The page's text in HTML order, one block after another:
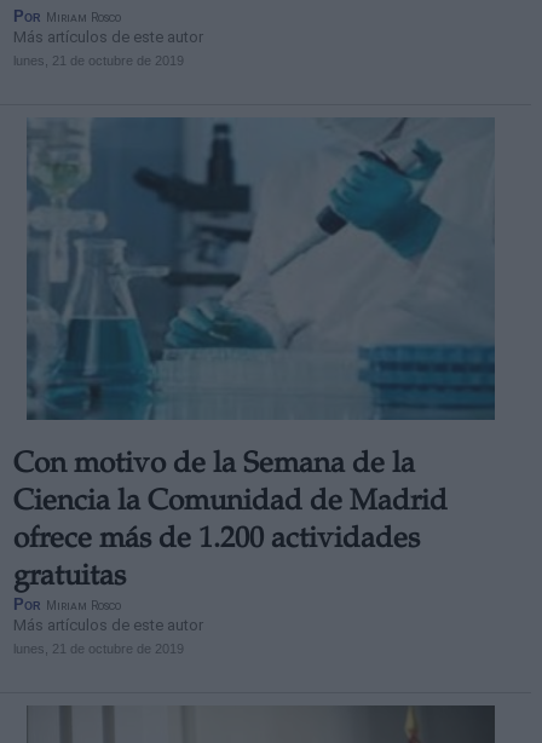
Por Miriam Rosco
Más artículos de este autor
lunes, 21 de octubre de 2019
Con motivo de la Semana de la
Ciencia la Comunidad de Madrid
ofrece más de 1.200 actividades
gratuitas
Por Miriam Rosco
Más artículos de este autor
lunes, 21 de octubre de 2019